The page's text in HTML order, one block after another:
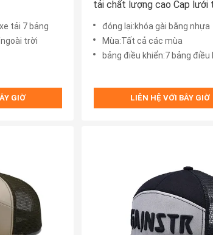
tải 7 bảng
trời
GIỜ
tải chất lượng cao Cap lưới
chỉnh Bìa thêu Velvet Trùm
đóng lại:khóa gài bằng nhựa
Mùa:Tất cả các mùa
bảng điều khiển:7 bảng điều
LIÊN HỆ VỚI BÂY GIỜ